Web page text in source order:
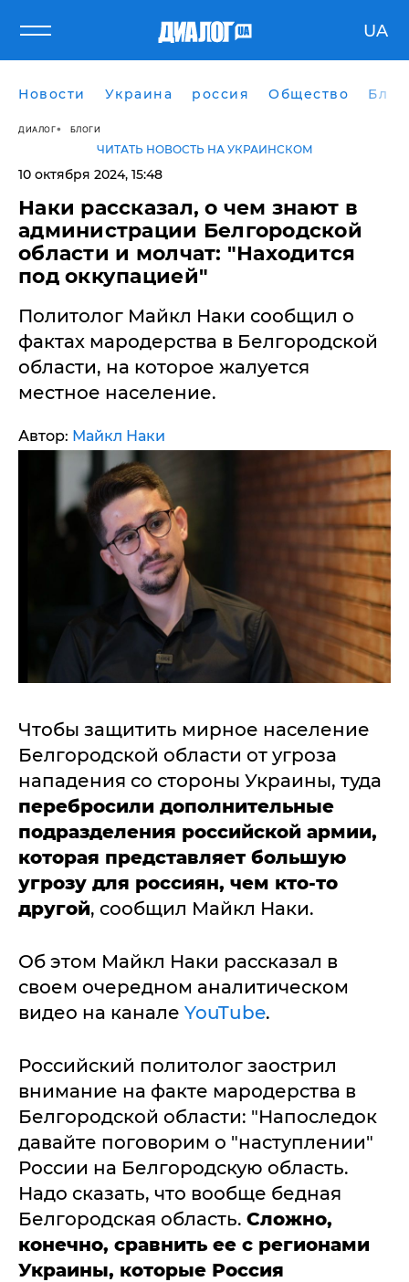
UA
Новости Украина россия Общество
ДИАЛОГ БЛОГИ
ЧИТАТЬ НОВОСТЬ НА УКРАИНСКОМ
10 октября 2024, 15:48
Наки рассказал, о чем знают в
администрации Белгородской
области и молчат: "Находится
под оккупацией"
Политолог Майкл Наки сообщил о
фактах мародерства в Белгородской
области, на которое жалуется
местное население.
Автор: Майкл Наки
Чтобы защитить мирное население
Белгородской области от угроза
нападения со стороны Украины, туда
перебросили дополнительные
подразделения российской армии,
которая представляет большую
угрозу для россиян, чем кто-то
другой, сообщил Майкл Наки.
Об этом Майкл Наки рассказал в
своем очередном аналитическом
видео на канале YouTube.
Российский политолог заострил
внимание на факте мародерства в
Белгородской области: "Напоследок
давайте поговорим о "наступлении"
России на Белгородскую область.
Надо сказать, что вообще бедная
Белгородская область. Сложно,
конечно, сравнить ее с регионами
Украины, которые Россия